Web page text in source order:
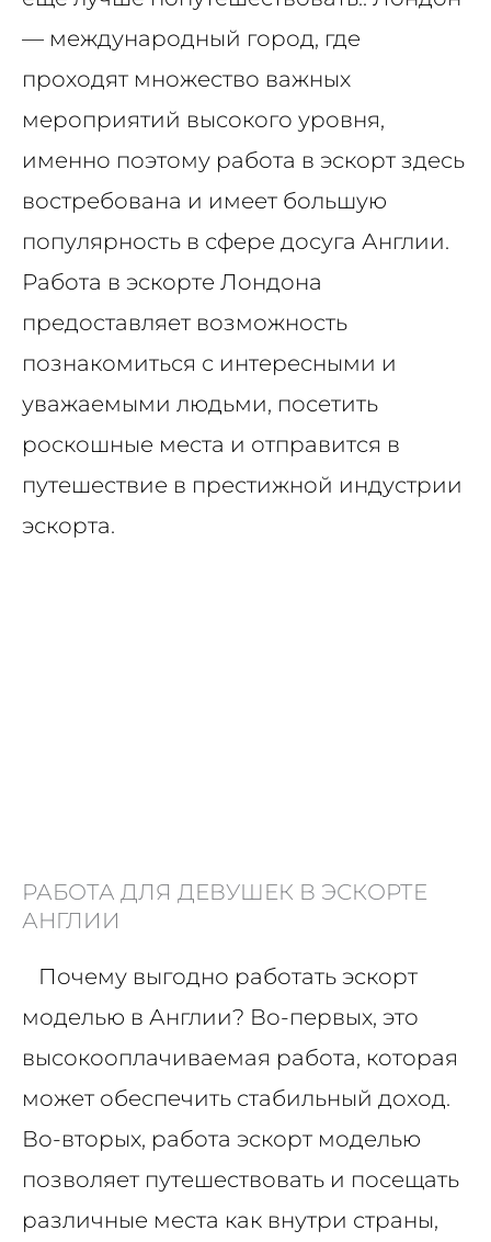
— международный город, где
проходят множество важных
мероприятий высокого уровня,
именно поэтому работа в эскорт здесь
востребована и имеет большую
популярность в сфере досуга Англии.
Работа в эскорте Лондона
предоставляет возможность
познакомиться с интересными и
уважаемыми людьми, посетить
роскошные места и отправится в
путешествие в престижной индустрии
эскорта.
РАБОТА ДЛЯ ДЕВУШЕК В ЭСКОРТЕ
АНГЛИИ
Почему выгодно работать эскорт
моделью в Англии? Во-первых, это
высокооплачиваемая работа, которая
может обеспечить стабильный доход.
Во-вторых, работа эскорт моделью
позволяет путешествовать и посещать
различные места как внутри страны,